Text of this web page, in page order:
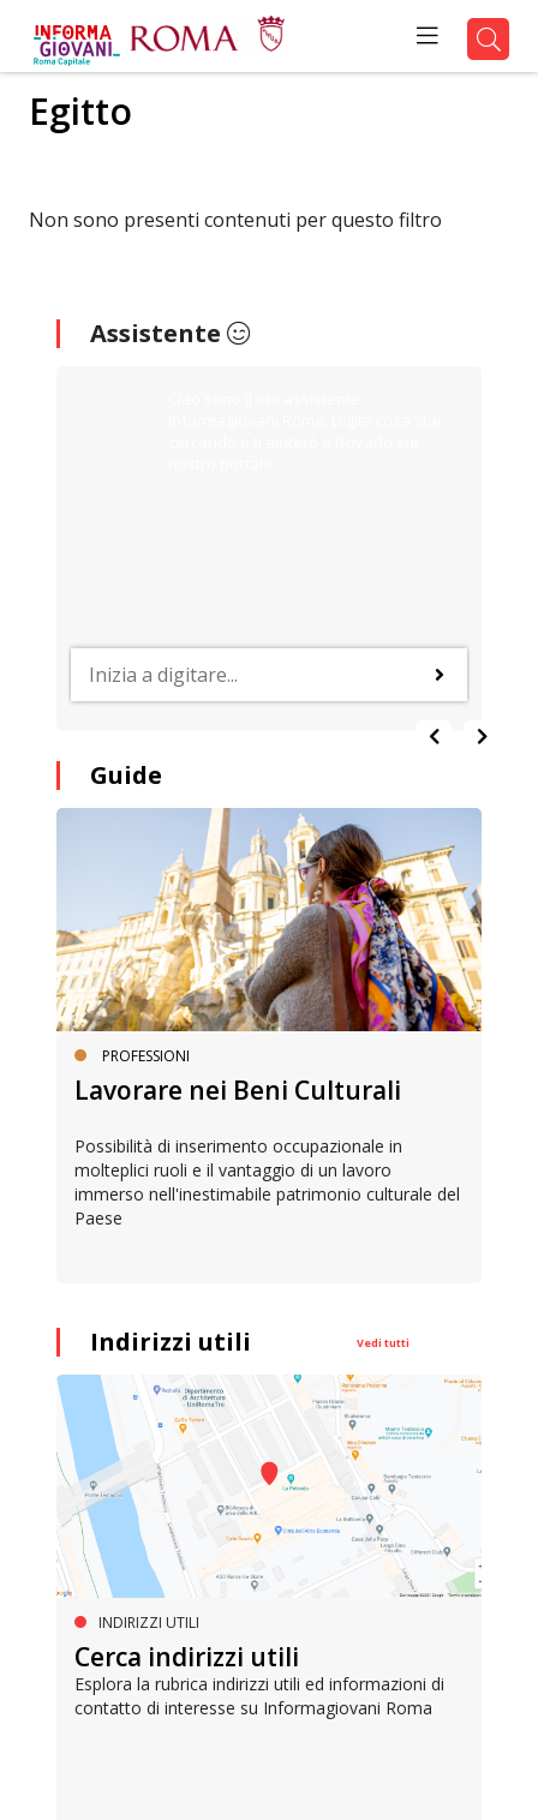
Egitto
Non sono presenti contenuti per questo filtro
Assistente
Guide
PROFESSIONI
Lavorare nei Beni Culturali
Possibilità di inserimento occupazionale in
molteplici ruoli e il vantaggio di un lavoro
immerso nell'inestimabile patrimonio culturale del
Paese
Indirizzi utili Vedi tutti
INDIRIZZI UTILI
Cerca indirizzi utili
Esplora la rubrica indirizzi utili ed informazioni di
contatto di interesse su Informagiovani Roma